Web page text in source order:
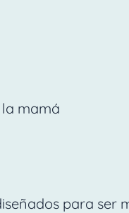
mamá
para ser